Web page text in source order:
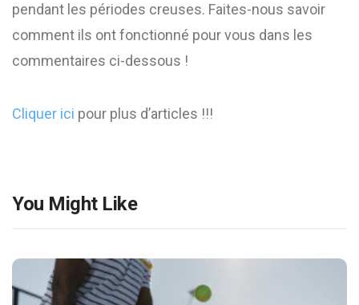
pendant les périodes creuses. Faites-nous savoir
comment ils ont fonctionné pour vous dans les
commentaires ci-dessous !
Cliquer ici pour plus d’articles !!!
You Might Like